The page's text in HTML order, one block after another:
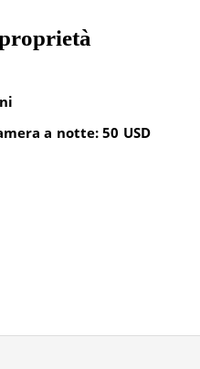
a notte: 50 USD